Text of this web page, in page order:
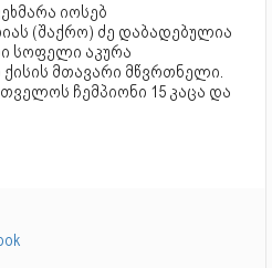
იოსებ
(შაქრო) ძე დაბადებულია
სოფელი აკურა
მთავარი მწვრთნელი.
ჩემპიონი 15 კაცა და